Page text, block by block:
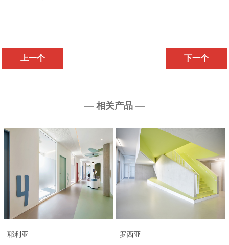
上一个 下一个
— 相关产品 —
耶利亚 罗西亚